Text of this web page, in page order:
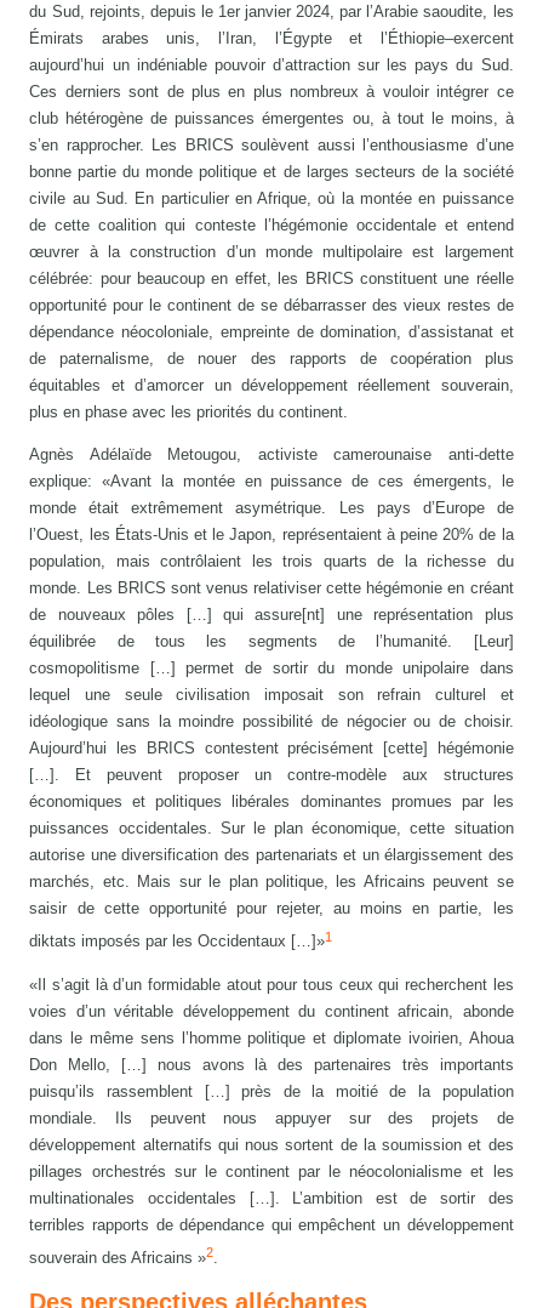
du Sud, rejoints, depuis le 1er janvier 2024, par l’Arabie saoudite, les
Émirats arabes unis, l’Iran, l’Égypte et l’Éthiopie–exercent
aujourd’hui un indéniable pouvoir d’attraction sur les pays du Sud.
Ces derniers sont de plus en plus nombreux à vouloir intégrer ce
club hétérogène de puissances émergentes ou, à tout le moins, à
s’en rapprocher. Les BRICS soulèvent aussi l’enthousiasme d’une
bonne partie du monde politique et de larges secteurs de la société
civile au Sud. En particulier en Afrique, où la montée en puissance
de cette coalition qui conteste l’hégémonie occidentale et entend
œuvrer à la construction d’un monde multipolaire est largement
célébrée: pour beaucoup en effet, les BRICS constituent une réelle
opportunité pour le continent de se débarrasser des vieux restes de
dépendance néocoloniale, empreinte de domination, d’assistanat et
de paternalisme, de nouer des rapports de coopération plus
équitables et d’amorcer un développement réellement souverain,
plus en phase avec les priorités du continent.
Agnès Adélaïde Metougou, activiste camerounaise anti-dette
explique: «Avant la montée en puissance de ces émergents, le
monde était extrêmement asymétrique. Les pays d’Europe de
l’Ouest, les États-Unis et le Japon, représentaient à peine 20% de la
population, mais contrôlaient les trois quarts de la richesse du
monde. Les BRICS sont venus relativiser cette hégémonie en créant
de nouveaux pôles […] qui assure[nt] une représentation plus
équilibrée de tous les segments de l’humanité. [Leur]
cosmopolitisme […] permet de sortir du monde unipolaire dans
lequel une seule civilisation imposait son refrain culturel et
idéologique sans la moindre possibilité de négocier ou de choisir.
Aujourd’hui les BRICS contestent précisément [cette] hégémonie
[…]. Et peuvent proposer un contre-modèle aux structures
économiques et politiques libérales dominantes promues par les
puissances occidentales. Sur le plan économique, cette situation
autorise une diversification des partenariats et un élargissement des
marchés, etc. Mais sur le plan politique, les Africains peuvent se
saisir de cette opportunité pour rejeter, au moins en partie, les
diktats imposés par les Occidentaux […]»1
«Il s’agit là d’un formidable atout pour tous ceux qui recherchent les
voies d’un véritable développement du continent africain, abonde
dans le même sens l’homme politique et diplomate ivoirien, Ahoua
Don Mello, […] nous avons là des partenaires très importants
puisqu’ils rassemblent […] près de la moitié de la population
mondiale. Ils peuvent nous appuyer sur des projets de
développement alternatifs qui nous sortent de la soumission et des
pillages orchestrés sur le continent par le néocolonialisme et les
multinationales occidentales […]. L’ambition est de sortir des
terribles rapports de dépendance qui empêchent un développement
souverain des Africains »2.
Des perspectives alléchantes